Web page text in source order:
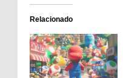
Relacionado